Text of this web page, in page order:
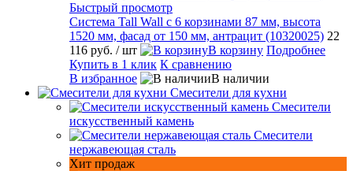
Быстрый просмотр
Система Tall Wall с 6 корзинами 87 мм, высота
1520 мм, фасад от 150 мм, антрацит (10320025) 22
116 руб. / шт В корзину Подробнее
Купить в 1 клик К сравнению
В избранное
В наличии
Смесители для кухни
Смесители
искусственный камень
Смесители
нержавеющая сталь
Хит продаж